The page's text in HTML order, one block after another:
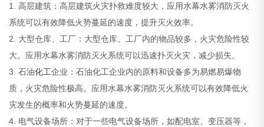
1. 高层建筑：高层建筑火灾扑救难度较大，应用水幕水雾消防灭火
系统可以有效降低火势蔓延的速度，提升灭火效率。
2. 大型仓库、工厂：大型仓库、工厂内的物品较多，火灾危险性较
大。应用水幕水雾消防灭火系统可以迅速扑灭火灾，减少损失。
3. 石油化工企业：石油化工企业内的原料和设备多为易燃易爆物
质，火灾危险性极高。应用水幕水雾消防灭火系统可以有效降低火
灾发生的概率和火势蔓延的速度。
4. 电气设备场所：对于一些电气设备场所，如配电室、变压器等，